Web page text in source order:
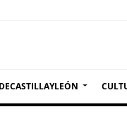
DECASTILLAYLEÓN